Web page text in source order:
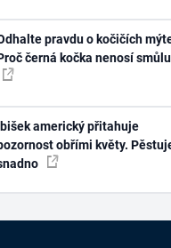
pravdu o kočičích
černá kočka nenosí
americký přitahuje
obřími květy.